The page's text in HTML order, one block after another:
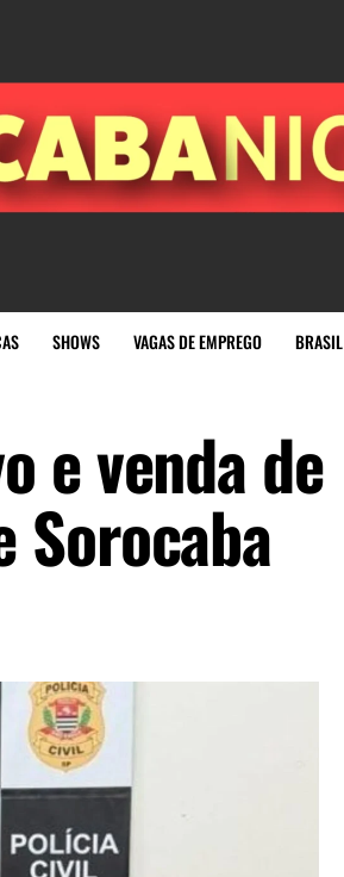
SHOWS VAGAS DE EMPREGO BRASIL
e venda de
Sorocaba